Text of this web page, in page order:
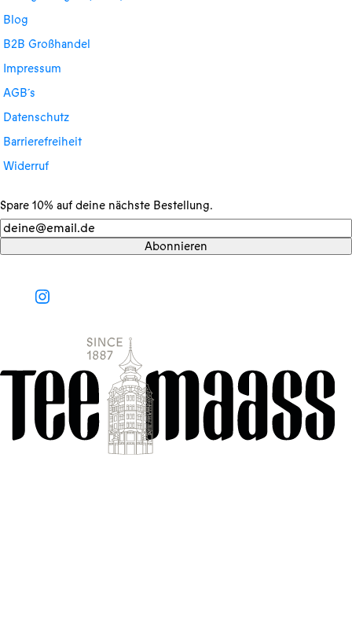
Blog
B2B Großhandel
Impressum
AGB´s
Datenschutz
Barrierefreiheit
Widerruf
Spare 10% auf deine nächste Bestellung.
Newsletter
Abonnieren